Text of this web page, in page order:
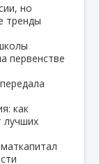
но
тренды
первенстве
как
лучших